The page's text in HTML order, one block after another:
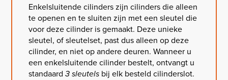
Enkelsluitende cilinders zijn cilinders die alleen
te openen en te sluiten zijn met een sleutel die
voor deze cilinder is gemaakt. Deze unieke
sleutel, of sleutelset, past dus alleen op deze
cilinder, en niet op andere deuren. Wanneer u
een enkelsluitende cilinder bestelt, ontvangt u
standaard3 sleutels bij elk besteld cilinderslot.